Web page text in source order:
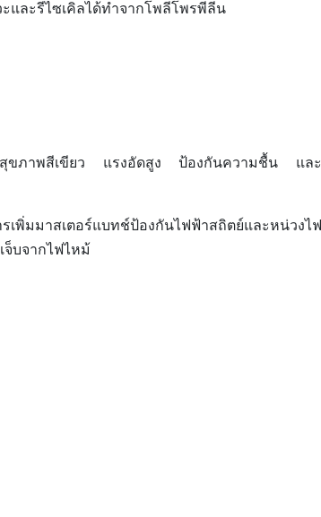
และรีไซเคิลได้ทำจากโพลีโพรพีลีน
สุขภาพสีเขียว แรงอัดสูง ป้องกันความชื้น และ
รเพิ่มมาสเตอร์แบทช์ป้องกันไฟฟ้าสถิตย์และหน่วงไฟ
จ็บจากไฟไหม้